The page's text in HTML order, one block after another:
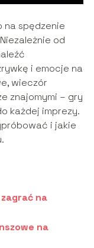
na spędzenie
od
i emocje na
wieczór
znajomymi – gry
każdej imprezy.
i jakie
na
na